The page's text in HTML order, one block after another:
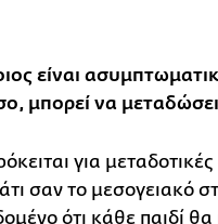
είναι
μπορεί να
για
σαν το μεσογειακό
ότι κάθε παιδί